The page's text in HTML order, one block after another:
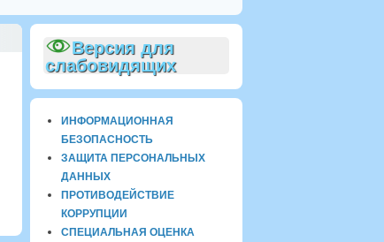
Версия для
слабовидящих
ИНФОРМАЦИОННАЯ
БЕЗОПАСНОСТЬ
ЗАЩИТА ПЕРСОНАЛЬНЫХ
ДАННЫХ
ПРОТИВОДЕЙСТВИЕ
КОРРУПЦИИ
СПЕЦИАЛЬНАЯ ОЦЕНКА